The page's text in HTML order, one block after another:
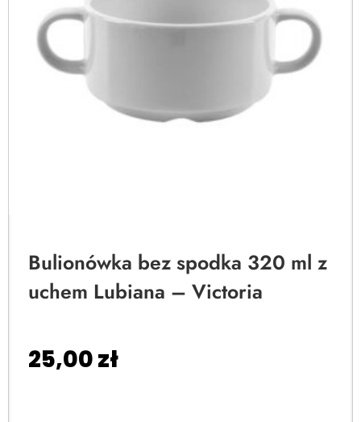
Bulionówka bez spodka 320 ml z
uchem Lubiana – Victoria
25,00zł